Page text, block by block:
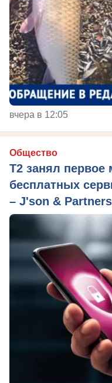
вчера в 12:05
Общество
Т2 занял первое
бесплатных
– J'son & Partners